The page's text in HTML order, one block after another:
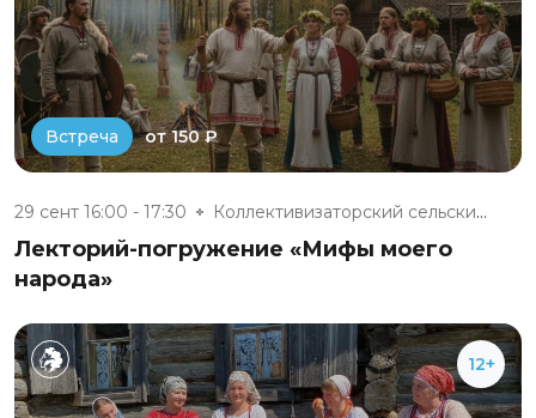
Встреча от 150 ₽
29 сент 16:00 - 17:30 Коллективизаторский сельский д...
Лекторий-погружение «Мифы моего
народа»
12+